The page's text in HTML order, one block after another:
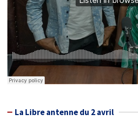
La Libre antenne du 2 avril